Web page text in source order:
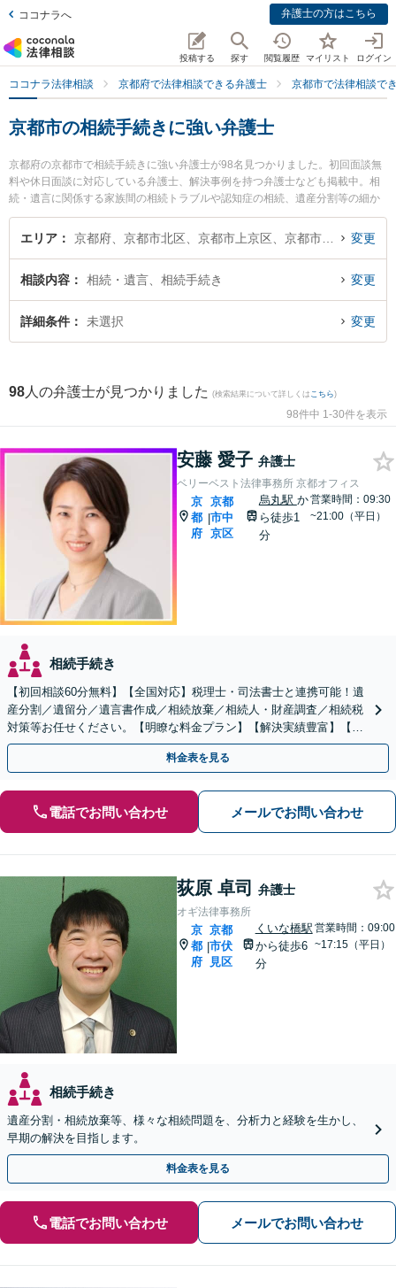
ココナラへ 弁護士の方はこちら
投稿する 探す 閲覧履歴 マイリスト ログイン
ココナラ法律相談 京都府で法律相談できる弁護士 京都市で法律相談で
京都市の相続手続きに強い弁護士
京都府の京都市で相続手続きに強い弁護士が98名見つかりました。初回面談無
料や休日面談に対応している弁護士、解決事例を持つ弁護士なども掲載中。相
続・遺言に関係する家族間の相続トラブルや認知症の相続、遺産分割等の細か
な分野での絞り込み検索もでき便利です。特にベリーベスト法律事務所 京都オ
フィスの安藤 愛子弁護士やオギ法律事務所の荻原 卓司弁護士、弁護士法人富士
した相続手続きのトラブルを今すぐに弁護士に相談したい』『相続手続きのト
ラブル解決の実績豊富な近くの弁護士を検索したい』『初回相談無料で相続手
続きを法律相談できる京都市内の弁護士に相談予約したい』などでお困りの相
エリア 変更
相談内容 相続・遺言、相続手続き 変更
詳細条件 未選択 変更
98 人の弁護士が見つかりました (検索結果について詳しくは こちら)
98件中 1-30件を表示
安藤 愛子 弁護士
ベリーベスト法律事務所 京都オフィス
京
都
府
|
京都
市中
京区
烏丸駅 か
ら徒歩1
分
営業時間：09:30
~21:00（平日）
相続手続き
【初回相談60分無料】【全国対応】税理士・司法書士と連携可能！遺
産分割／遺留分／遺言書作成／相続放棄／相続人・財産調査／相続税
対策等お任せください。【明瞭な料金プラン】【解決実績豊富】【電
話相談可】
料金表を見る
電話でお問い合わせ メールでお問い合わせ
荻原 卓司 弁護士
オギ法律事務所
京
都
府
|
京都
市伏
見区
くいな橋駅
から徒歩6
分
営業時間：09:00
~17:15（平日）
相続手続き
遺産分割・相続放棄等、様々な相続問題を、分析力と経験を生かし、
早期の解決を目指します。
料金表を見る
電話でお問い合わせ メールでお問い合わせ